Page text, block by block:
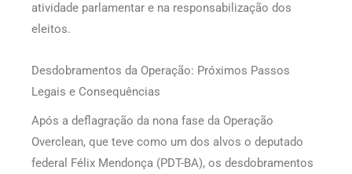
atividade parlamentar e na responsabilização dos
eleitos.
Desdobramentos da Operação: Próximos Passos
Legais e Consequências
Após a deflagração da nona fase da Operação
Overclean, que teve como um dos alvos o deputado
federal Félix Mendonça (PDT-BA), os desdobramentos